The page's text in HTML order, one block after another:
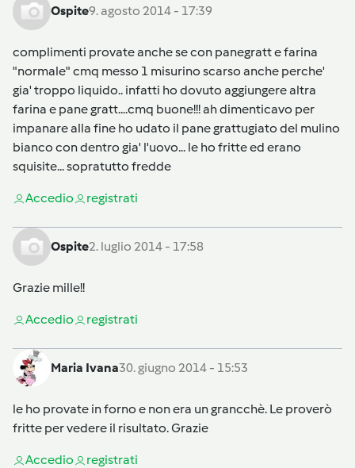
Ospite9. agosto 2014 - 17:39
complimenti provate anche se con panegratt e farina
"normale" cmq messo 1 misurino scarso anche perche'
gia' troppo liquido.. infatti ho dovuto aggiungere altra
farina e pane gratt....cmq buone!!! ah dimenticavo per
impanare alla fine ho udato il pane grattugiato del mulino
bianco con dentro gia' l'uovo... le ho fritte ed erano
squisite... sopratutto fredde
Accedio registrati
Ospite2. luglio 2014 - 17:58
Grazie mille!!
Accedio registrati
Maria Ivana30. giugno 2014 - 15:53
le ho provate in forno e non era un grancchè. Le proverò
fritte per vedere il risultato. Grazie
Accedio registrati